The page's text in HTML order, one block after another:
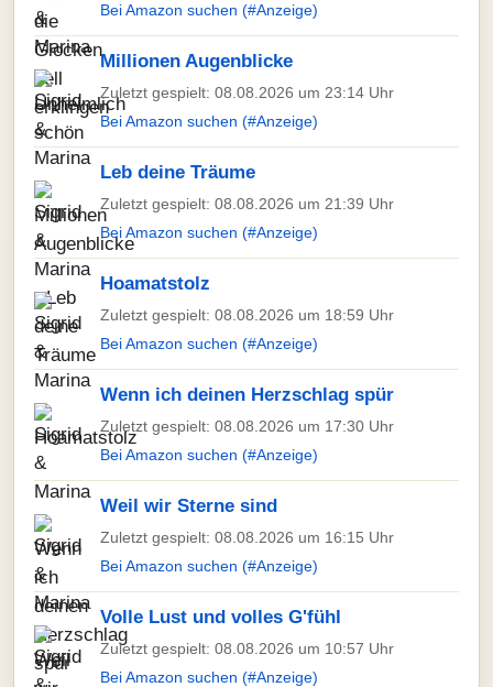
Bei Amazon suchen (#Anzeige)
Millionen Augenblicke
Zuletzt gespielt: 08.08.2026 um 23:14 Uhr
Bei Amazon suchen (#Anzeige)
Leb deine Träume
Zuletzt gespielt: 08.08.2026 um 21:39 Uhr
Bei Amazon suchen (#Anzeige)
Hoamatstolz
Zuletzt gespielt: 08.08.2026 um 18:59 Uhr
Bei Amazon suchen (#Anzeige)
Wenn ich deinen Herzschlag spür
Zuletzt gespielt: 08.08.2026 um 17:30 Uhr
Bei Amazon suchen (#Anzeige)
Weil wir Sterne sind
Zuletzt gespielt: 08.08.2026 um 16:15 Uhr
Bei Amazon suchen (#Anzeige)
Volle Lust und volles G'fühl
Zuletzt gespielt: 08.08.2026 um 10:57 Uhr
Bei Amazon suchen (#Anzeige)